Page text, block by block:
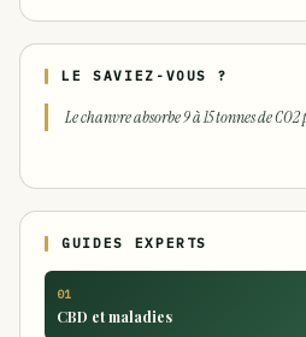
LE SAVIEZ-VOUS ?
Le chanvre absorbe 9 à 15 tonnes de
GUIDES EXPERTS
01
CBD et maladies